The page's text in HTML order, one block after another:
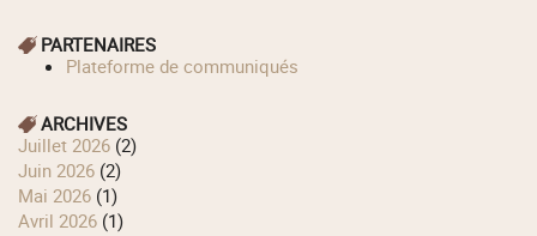
PARTENAIRES
Plateforme de communiqués
ARCHIVES
juillet 2026 (2)
juin 2026 (2)
mai 2026 (1)
avril 2026 (1)